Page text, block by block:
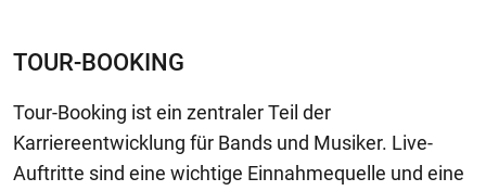
TOUR-BOOKING
Tour-Booking ist ein zentraler Teil der
Karriereentwicklung für Bands und Musiker. Live-
Auftritte sind eine wichtige Einnahmequelle und eine